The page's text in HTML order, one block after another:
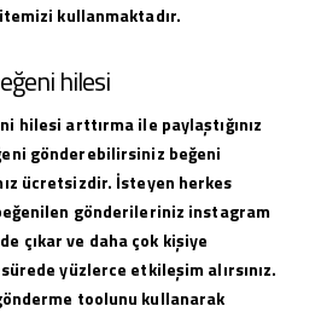
kullanmaktadır.
hilesi
hilesi arttırma ile paylaştığınız
gönderebilirsiniz beğeni
ücretsizdir. İsteyen herkes
gönderileriniz instagram
çıkar ve daha çok kişiye
sürede yüzlerce etkileşim alırsınız.
toolunu kullanarak